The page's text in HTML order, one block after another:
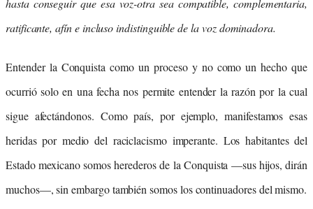
hasta conseguir que esa voz-otra sea compatible, complementaria,
ratificante, afín e incluso indistinguible de la voz dominadora.
Entender la Conquista como un proceso y no como un hecho que
ocurrió solo en una fecha nos permite entender la razón por la cual
sigue afectándonos. Como país, por ejemplo, manifestamos esas
heridas por medio del raciclacismo imperante. Los habitantes del
Estado mexicano somos herederos de la Conquista —sus hijos, dirán
muchos—, sin embargo también somos los continuadores del mismo.